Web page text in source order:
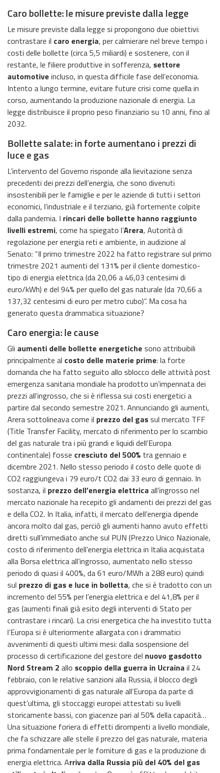
Caro bollette: le misure previste dalla legge
Le misure previste dalla legge si propongono due obiettivi:
contrastare il caro energia, per calmierare nel breve tempo i
costi delle bollette (circa 5,5 miliardi) e sostenere, con il
restante, le filiere produttive in sofferenza, settore
automotive incluso, in questa difficile fase dell’economia.
Intento a lungo termine, evitare future crisi come quella in
corso, aumentando la produzione nazionale di energia. La
legge distribuisce il proprio peso finanziario su 10 anni, fino al
2032.
Bollette salate: in forte aumentano i prezzi di
luce e gas
L’intervento del Governo risponde alla lievitazione senza
precedenti dei prezzi dell’energia, che sono divenuti
insostenibili per le famiglie e per le aziende di tutti i settori
economici, l’industriale e il terziario, già fortemente colpite
dalla pandemia. I rincari delle bollette hanno raggiunto
livelli estremi, come ha spiegato l’Arera, Autorità di
regolazione per energia reti e ambiente, in audizione al
Senato: “Il primo trimestre 2022 ha fatto registrare sul primo
trimestre 2021 aumenti del 131% per il cliente domestico-
tipo di energia elettrica (da 20,06 a 46,03 centesimi di
euro/kWh) e del 94% per quello del gas naturale (da 70,66 a
137,32 centesimi di euro per metro cubo)”. Ma cosa ha
generato questa drammatica situazione?
Caro energia: le cause
Gli aumenti delle bollette energetiche sono attribuibili
principalmente al costo delle materie prime: la forte
domanda che ha fatto seguito allo sblocco delle attività post
emergenza sanitaria mondiale ha prodotto un’impennata dei
prezzi all’ingrosso, che si è riflessa sui costi energetici a
partire dal secondo semestre 2021. Annunciando gli aumenti,
Arera sottolineava come il prezzo del gassul mercato TFF
(Title Transfer Facility, mercato di riferimento per lo scambio
del gas naturale tra i più grandi e liquidi dell’Europa
continentale) fosse cresciuto del 500% tra gennaio e
dicembre 2021. Nello stesso periodo il costo delle quote di
CO2 raggiungeva i 79 euro/t CO2 dai 33 euro di gennaio. In
sostanza, il prezzo dell’energia elettrica all’ingrosso nel
mercato nazionale ha recepito gli andamenti dei prezzi del gas
e della CO2. In Italia, infatti, il mercato dell’energia dipende
ancora molto dal gas, perciò gli aumenti hanno avuto effetti
diretti sull’immediato anche sul PUN (Prezzo Unico Nazionale,
costo di riferimento dell’energia elettrica in Italia acquistata
alla Borsa elettrica all’ingrosso, aumentato nello stesso
periodo di quasi il 400%, da 61 euro/MWh a 288 euro) quindi
sul prezzo di gas e luce in bolletta, che si è tradotto con un
incremento del 55% per l’energia elettrica e del 41,8% per il
gas (aumenti finali già esito degli interventi di Stato per
contrastare i rincari). La crisi energetica che ha investito tutta
l’Europa si è ulteriormente allargata con i drammatici
avvenimenti di questi ultimi mesi: dalla sospensione del
processo di certificazione del gestore del nuovo gasdotto
Nord Stream 2 allo scoppio della guerra in Ucraina il 24
febbraio, con le relative sanzioni alla Russia, il blocco degli
approvvigionamenti di gas naturale all’Europa da parte di
quest’ultima, gli stoccaggi europei attestati su livelli
storicamente bassi, con giacenze pari al 50% della capacità…
Una situazione foriera di effetti dirompenti a livello mondiale,
che fa schizzare alle stelle il prezzo del gas naturale, materia
prima fondamentale per le forniture di gas e la produzione di
energia elettrica. Arriva dalla Russia più del 40% del gas